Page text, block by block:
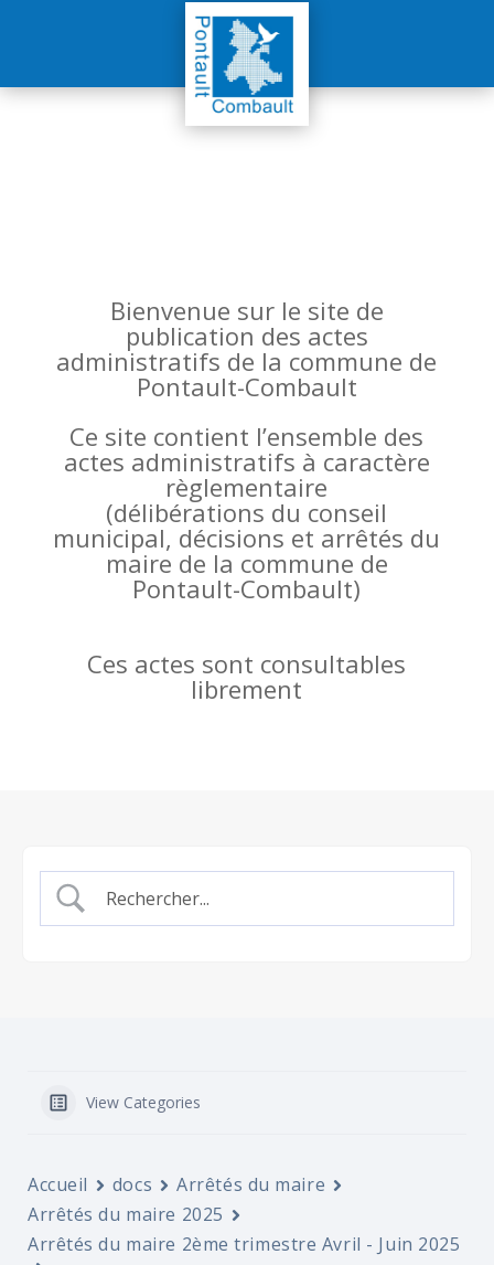
Bienvenue sur le site de
publication des actes
administratifs de la commune de
Pontault-Combault
Ce site contient l’ensemble des
actes administratifs à caractère
règlementaire
(délibérations du conseil
municipal, décisions et arrêtés du
maire de la commune de
Pontault-Combault)
Ces actes sont consultables
librement
View Categories
Accueil docs
Arrêtés du maire
Arrêtés du maire 2025
Arrêtés du maire 2ème trimestre Avril - Juin 2025